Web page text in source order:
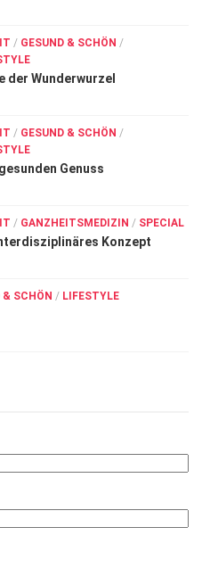
/ GESUND & SCHÖN /
der Wunderwurzel
/ GESUND & SCHÖN /
Genuss
/ GANZHEITSMEDIZIN / SPECIAL
Konzept
& SCHÖN / LIFESTYLE